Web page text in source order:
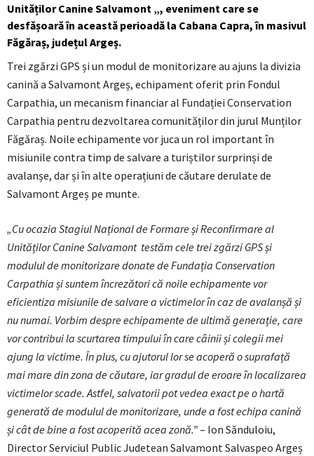
Unităților Canine Salvamont „, eveniment care se
desfășoară în această perioadă la Cabana Capra, în masivul
Făgăraș, județul Argeș.
Trei zgărzi GPS și un modul de monitorizare au ajuns la divizia
canină a Salvamont Argeș, echipament oferit prin Fondul
Carpathia, un mecanism financiar al Fundației Conservation
Carpathia pentru dezvoltarea comunităților din jurul Munților
Făgăraș. Noile echipamente vor juca un rol important în
misiunile contra timp de salvare a turiștilor surprinși de
avalanșe, dar și în alte operațiuni de căutare derulate de
Salvamont Argeș pe munte.
„Cu ocazia Stagiul Național de Formare și Reconfirmare al
Unităților Canine Salvamont testăm cele trei zgărzi GPS și
modulul de monitorizare donate de Fundația Conservation
Carpathia și suntem încrezători că noile echipamente vor
eficientiza misiunile de salvare a victimelor în caz de avalanșă și
nu numai. Vorbim despre echipamente de ultimă generație, care
vor contribui la scurtarea timpului în care câinii și colegii mei
ajung la victime. În plus, cu ajutorul lor se acoperă o suprafață
mai mare din zona de căutare, iar gradul de eroare în localizarea
victimelor scade. Astfel, salvatorii pot vedea exact pe o hartă
generată de modulul de monitorizare, unde a fost echipa canină
și cât de bine a fost acoperită acea zonă.”– Ion Sănduloiu,
Director Serviciul Public Judetean Salvamont Salvaspeo Argeș